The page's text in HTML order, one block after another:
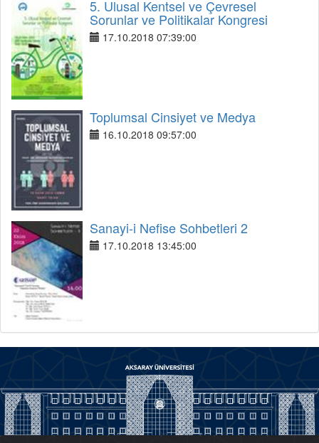
5. Ulusal Kentsel ve Çevresel
Sorunlar ve Politikalar Kongresi
17.10.2018 07:39:00
Toplumsal Cinsiyet ve Medya
16.10.2018 09:57:00
Sanayi-i Nefise Sohbetleri 2
17.10.2018 13:45:00